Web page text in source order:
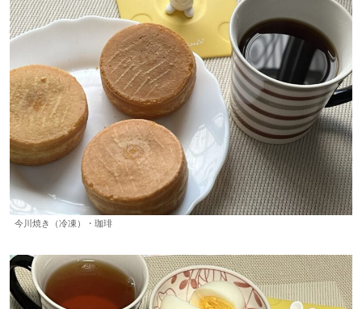
今川焼き（冷凍）・珈琲